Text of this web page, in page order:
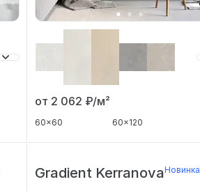
от 2 062 ₽/м²
60x60 60x120
Gradient KerranovaНовинка